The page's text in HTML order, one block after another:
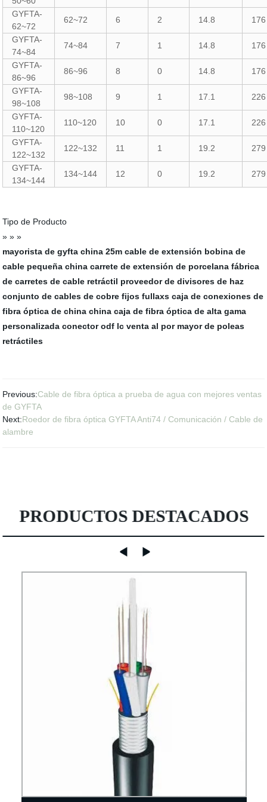
GYFTA-
62~72
62~72 6 2 14.8 176
GYFTA-
74~84
74~84 7 1 14.8 176
GYFTA-
86~96
86~96 8 0 14.8 176
GYFTA-
98~108
98~108 9 1 17.1 226
GYFTA-
110~120
110~120 10 0 17.1 226
GYFTA-
122~132
122~132 11 1 19.2 279
GYFTA-
134~144
134~144 12 0 19.2 279
Tipo de Producto
» » »
mayorista de gyfta china 25m cable de extensión bobina de
cable pequeña china carrete de extensión de porcelana fábrica
de carretes de cable retráctil proveedor de divisores de haz
conjunto de cables de cobre fijos fullaxs caja de conexiones de
fibra óptica de china china caja de fibra óptica de alta gama
personalizada conector odf lc venta al por mayor de poleas
retráctiles
Previous:Cable de fibra óptica a prueba de agua con mejores ventas
de GYFTA
Next:Roedor de fibra óptica GYFTA Anti74 / Comunicación / Cable de
alambre
PRODUCTOS DESTACADOS